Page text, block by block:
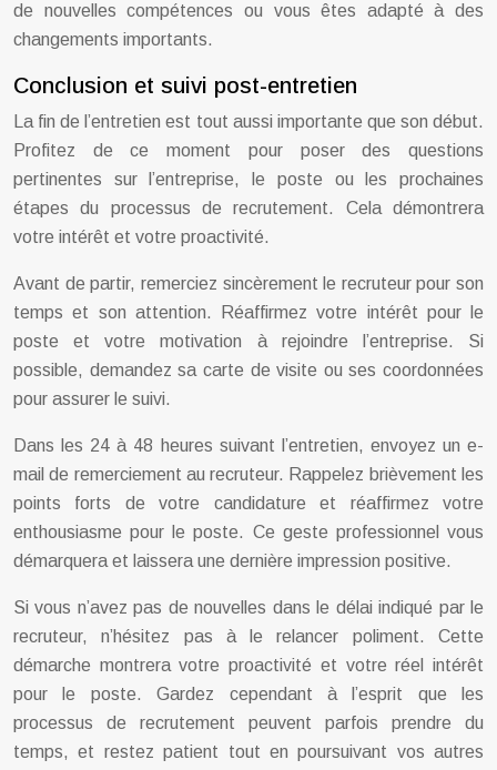
de nouvelles compétences ou vous êtes adapté à des
changements importants.
Conclusion et suivi post-entretien
La fin de l’entretien est tout aussi importante que son début.
Profitez de ce moment pour poser des questions
pertinentes sur l’entreprise, le poste ou les prochaines
étapes du processus de recrutement. Cela démontrera
votre intérêt et votre proactivité.
Avant de partir, remerciez sincèrement le recruteur pour son
temps et son attention. Réaffirmez votre intérêt pour le
poste et votre motivation à rejoindre l’entreprise. Si
possible, demandez sa carte de visite ou ses coordonnées
pour assurer le suivi.
Dans les 24 à 48 heures suivant l’entretien, envoyez un e-
mail de remerciement au recruteur. Rappelez brièvement les
points forts de votre candidature et réaffirmez votre
enthousiasme pour le poste. Ce geste professionnel vous
démarquera et laissera une dernière impression positive.
Si vous n’avez pas de nouvelles dans le délai indiqué par le
recruteur, n’hésitez pas à le relancer poliment. Cette
démarche montrera votre proactivité et votre réel intérêt
pour le poste. Gardez cependant à l’esprit que les
processus de recrutement peuvent parfois prendre du
temps, et restez patient tout en poursuivant vos autres